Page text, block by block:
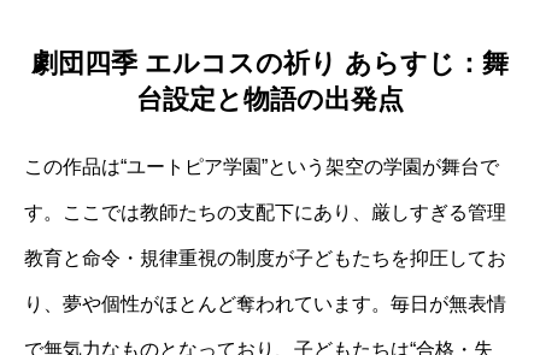
劇団四季 エルコスの祈り あらすじ：舞
台設定と物語の出発点
この作品は“ユートピア学園”という架空の学園が舞台で
す。ここでは教師たちの支配下にあり、厳しすぎる管理
教育と命令・規律重視の制度が子どもたちを抑圧してお
り、夢や個性がほとんど奪われています。毎日が無表情
で無気力なものとなっており、子どもたちは“合格・失